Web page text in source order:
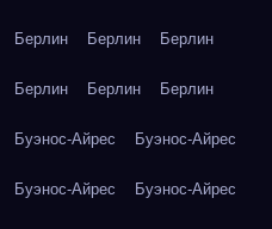
Берлин Берлин Берлин
Берлин Берлин Берлин
Буэнос-Айрес Буэнос-Айрес
Буэнос-Айрес Буэнос-Айрес